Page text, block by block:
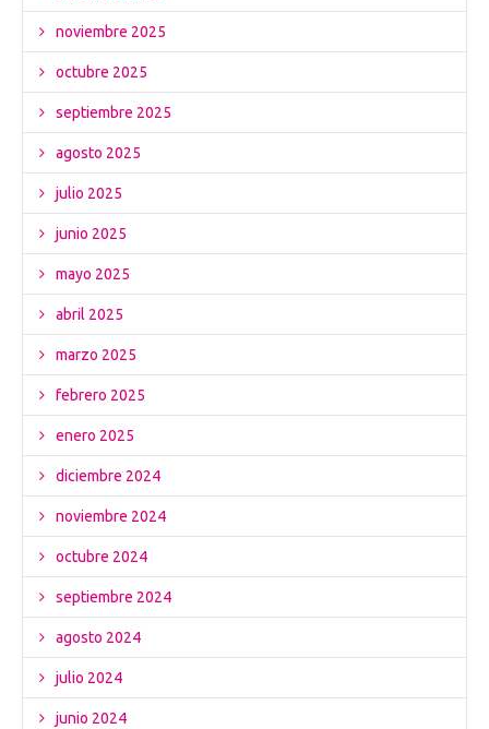
noviembre 2025
octubre 2025
septiembre 2025
agosto 2025
julio 2025
junio 2025
mayo 2025
abril 2025
marzo 2025
febrero 2025
enero 2025
diciembre 2024
noviembre 2024
octubre 2024
septiembre 2024
agosto 2024
julio 2024
junio 2024